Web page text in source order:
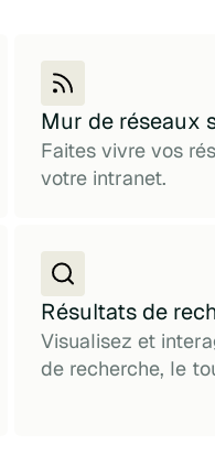
Mur de réseaux
Faites vivre vos
votre intranet.
Résultats de
Visualisez et
de recherche, le